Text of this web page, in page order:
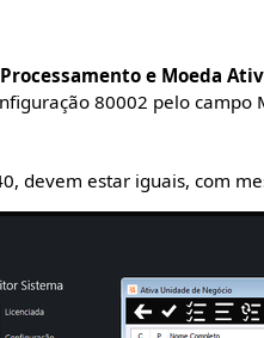
e Moeda
80002 pelo
devem estar iguais, com